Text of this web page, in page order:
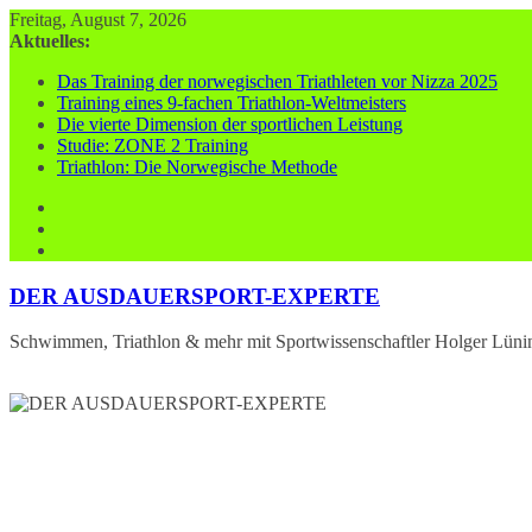
Zum
Inhalt
Freitag, August 7, 2026
Aktuelles:
Das Training der norwegischen Triathleten vor Nizza 2025
Training eines 9-fachen Triathlon-Weltmeisters
Die vierte Dimension der sportlichen Leistung
Studie: ZONE 2 Training
Triathlon: Die Norwegische Methode
DER AUSDAUERSPORT-EXPERTE
Schwimmen, Triathlon & mehr mit Sportwissenschaftler Holger